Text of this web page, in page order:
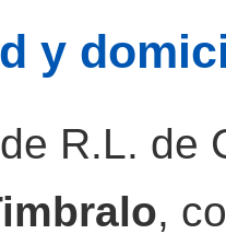
y
R.L. de
,